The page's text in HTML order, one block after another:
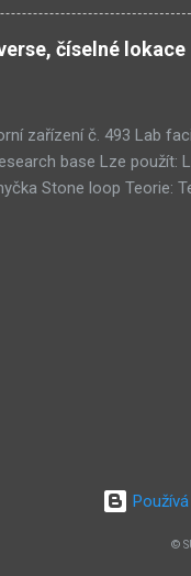
(70) Submachine: 32
článkem probíhá
číselné lokace
zařízení č. 493 Lab
base Lze použít:
Stone loop Teorie:
3× Wisdom gem
©